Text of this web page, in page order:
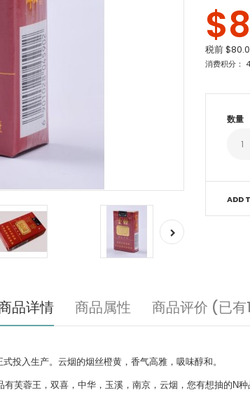
税前
消费积分：
数量
ADD
品详情 商品属性 商品评价 (已有
投入生产。云烟的烟丝橙黄，香气高雅，吸味醇和。
芙蓉王，双喜，中华，玉溪，南京，云烟，您有想抽的N